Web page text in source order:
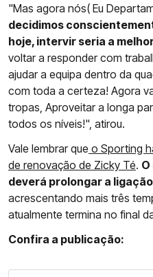
"Mas agora nós( Eu
decidimos
hoje, intervir seria a
voltar a responder com
ajudar a equipa dentro da
com toda a certeza! Agora
tropas, Aproveitar a longa
todos os níveis!", atirou.
Vale lembrar que o Sporting
de renovação de Zicky Té.
deverá prolongar a
acrescentando mais três
atualmente termina no final
Confira a publicação: